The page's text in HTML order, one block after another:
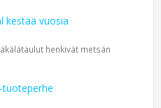
kestää vuosia
henkivät metsän
tuoteperhe